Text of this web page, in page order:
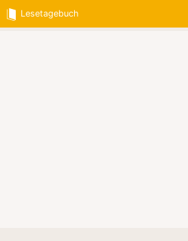
Lesetagebuch